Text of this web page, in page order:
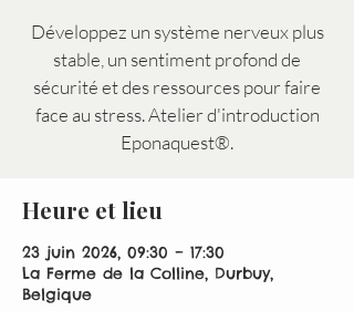
Développez un système nerveux plus
stable, un sentiment profond de
sécurité et des ressources pour faire
face au stress. Atelier d'introduction
Eponaquest®.
Heure et lieu
23 juin 2026, 09:30 – 17:30
La Ferme de la Colline, Durbuy,
Belgique